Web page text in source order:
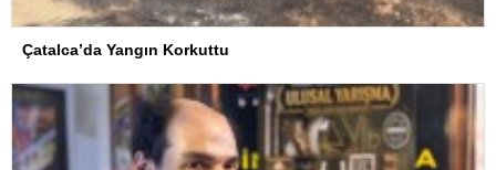
Çatalca’da Yangın Korkuttu